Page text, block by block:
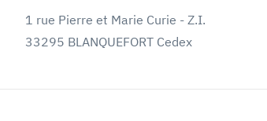
1 rue Pierre et Marie Curie - Z.I.
33295 BLANQUEFORT Cedex